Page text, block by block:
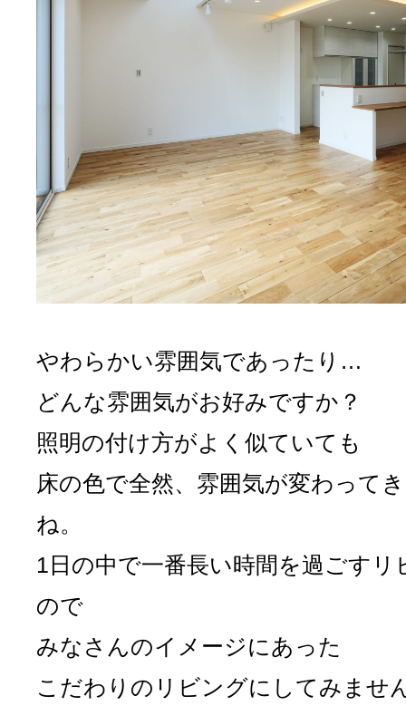
やわらかい雰囲気であったり…
どんな雰囲気がお好みですか？
照明の付け方がよく似ていても
床の色で全然、雰囲気が変わって
ね。
1日の中で一番長い時間を過ごすリ
ので
みなさんのイメージにあった
こだわりのリビングにしてみませ